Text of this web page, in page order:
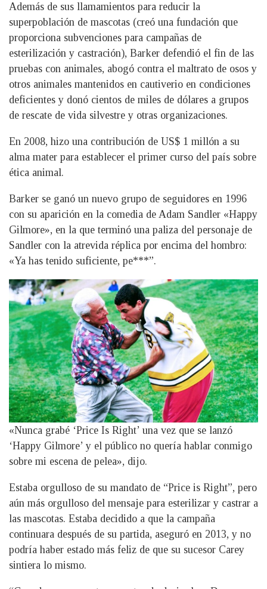
Además de sus llamamientos para reducir la
superpoblación de mascotas (creó una fundación que
proporciona subvenciones para campañas de
esterilización y castración), Barker defendió el fin de las
pruebas con animales, abogó contra el maltrato de osos y
otros animales mantenidos en cautiverio en condiciones
deficientes y donó cientos de miles de dólares a grupos
de rescate de vida silvestre y otras organizaciones.
En 2008, hizo una contribución de US$ 1 millón a su
alma mater para establecer el primer curso del país sobre
ética animal.
Barker se ganó un nuevo grupo de seguidores en 1996
con su aparición en la comedia de Adam Sandler «Happy
Gilmore», en la que terminó una paliza del personaje de
Sandler con la atrevida réplica por encima del hombro:
«Ya has tenido suficiente, pe***”.
«Nunca grabé ‘Price Is Right’ una vez que se lanzó
‘Happy Gilmore’ y el público no quería hablar conmigo
sobre mi escena de pelea», dijo.
Estaba orgulloso de su mandato de “Price is Right”, pero
aún más orgulloso del mensaje para esterilizar y castrar a
las mascotas. Estaba decidido a que la campaña
continuara después de su partida, aseguró en 2013, y no
podría haber estado más feliz de que su sucesor Carey
sintiera lo mismo.